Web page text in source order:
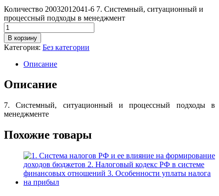
Количество 20032012041-6 7. Системный, ситуационный и
процессный подходы в менеджмент
В корзину
Категория: Без категории
Описание
Описание
7. Системный, ситуационный и процессный подходы в
менеджменте
Похожие товары